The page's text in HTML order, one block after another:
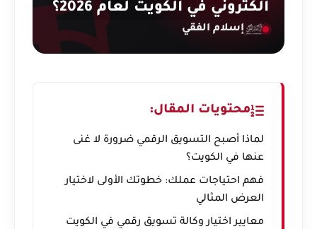
الكتروني في الكويت لعام 2026؟
إسلام الفقي
محتويات المقال:
لماذا أصبح التسويق الرقمي ضرورة لا غنى
عنها في الكويت؟
فهم احتياجات عملك: خطوتك الأولى لاختيار
العرض المثالي
معايير اختيار وكالة تسويق رقمي في الكويت